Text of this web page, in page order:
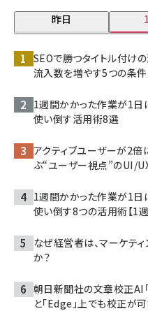
昨日
SEOで勝つタイトル付け
流入数を増やす5つの条件
1週間かかった作業が1
使い倒す活用術8選
アクティブユーザーが2倍
ぶ“ユーザー視点”のUI/
1週間かかった作業が1
使い倒す8つの活用術【1週
なぜ経営者は、マーケテ
か？
朝日新聞社の文章校正AI
と「Edge」上でも校正が